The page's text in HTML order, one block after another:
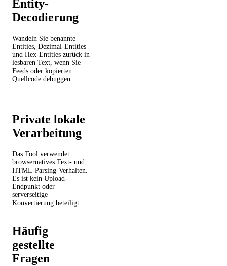
Entity-
Decodierung
Wandeln Sie benannte
Entities, Dezimal-Entities
und Hex-Entities zurück in
lesbaren Text, wenn Sie
Feeds oder kopierten
Quellcode debuggen.
Private lokale
Verarbeitung
Das Tool verwendet
browsernatives Text- und
HTML-Parsing-Verhalten.
Es ist kein Upload-
Endpunkt oder
serverseitige
Konvertierung beteiligt.
Häufig
gestellte
Fragen